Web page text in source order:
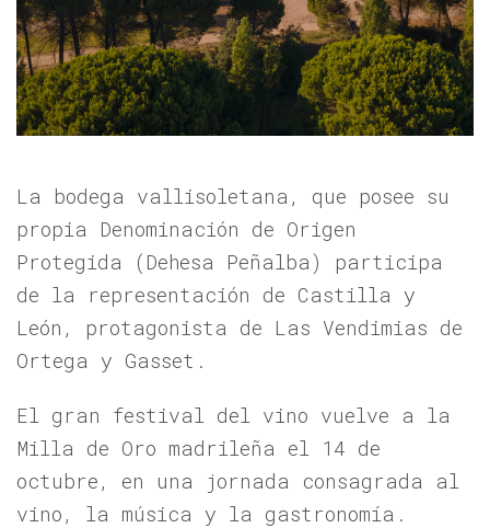
La bodega vallisoletana, que posee su
propia Denominación de Origen
Protegida (Dehesa Peñalba) participa
de la representación de Castilla y
León, protagonista de Las Vendimias de
Ortega y Gasset.
El gran festival del vino vuelve a la
Milla de Oro madrileña el 14 de
octubre, en una jornada consagrada al
vino, la música y la gastronomía.